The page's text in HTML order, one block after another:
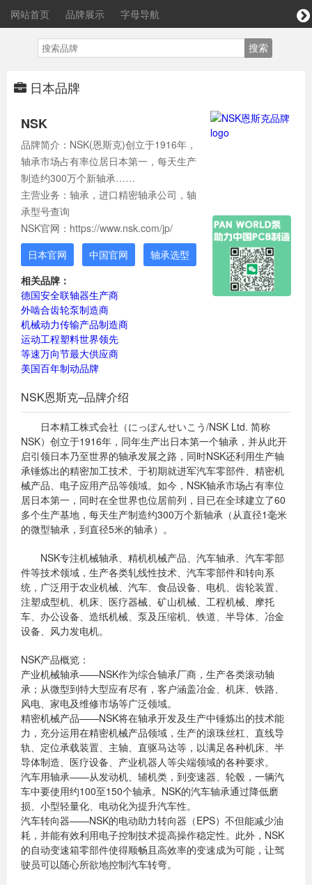
网站首页 品牌展示 字母导航
日本品牌
NSK
品牌简介：NSK(恩斯克)创立于1916年，
轴承市场占有率位居日本第一，每天生产
制造约300万个新轴承……
主营业务：轴承，进口精密轴承公司，轴
承型号查询
NSK官网：https://www.nsk.com/jp/
日本官网
中国官网
轴承选型
相关品牌：
德国安全联轴器生产商
外啮合齿轮泵制造商
机械动力传输产品制造商
运动工程塑料世界领先
等速万向节最大供应商
美国百年制动品牌
NSK恩斯克–品牌介绍
日本精工株式会社（にっぽんせいこう/NSK Ltd. 简称
NSK）创立于1916年，同年生产出日本第一个轴承，并从此开
启引领日本乃至世界的轴承发展之路，同时NSK还利用生产轴
承锤炼出的精密加工技术、于初期就进军汽车零部件、精密机
械产品、电子应用产品等领域。如今，NSK轴承市场占有率位
居日本第一，同时在全世界也位居前列，目已在全球建立了60
多个生产基地，每天生产制造约300万个新轴承（从直径1毫米
的微型轴承，到直径5米的轴承）。
NSK专注机械轴承、精机机械产品、汽车轴承、汽车零部
件等技术领域，生产各类轧线性技术、汽车零部件和转向系
统，广泛用于农业机械、汽车、食品设备、电机、齿轮装置、
注塑成型机、机床、医疗器械、矿山机械、工程机械、摩托
车、办公设备、造纸机械、泵及压缩机、铁道、半导体、冶金
设备、风力发电机。
NSK产品概览：
产业机械轴承——NSK作为综合轴承厂商，生产各类滚动轴
承；从微型到特大型应有尽有，客户涵盖冶金、机床、铁路、
风电、家电及维修市场等广泛领域。
精密机械产品——NSK将在轴承开发及生产中锤炼出的技术能
力，充分运用在精密机械产品领域，生产的滚珠丝杠、直线导
轨、定位承载装置、主轴、直驱马达等，以满足各种机床、半
导体制造、医疗设备、产业机器人等尖端领域的各种要求。
汽车用轴承——从发动机、辅机类，到变速器、轮毂，一辆汽
车中要使用约100至150个轴承。NSK的汽车轴承通过降低磨
损、小型轻量化、电动化为提升汽车性。
汽车转向器——NSK的电动助力转向器（EPS）不但能减少油
耗，并能有效利用电子控制技术提高操作稳定性。此外，NSK
的自动变速箱零部件使得顺畅且高效率的变速成为可能，让驾
驶员可以随心所欲地控制汽车转弯。